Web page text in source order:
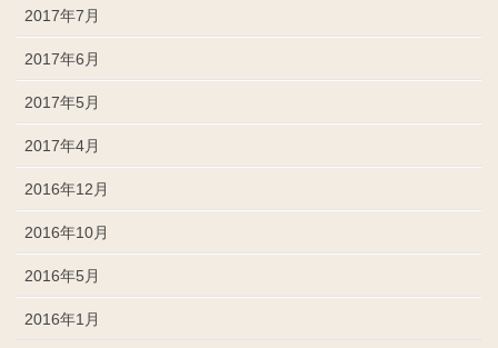
2017年7月
2017年6月
2017年5月
2017年4月
2016年12月
2016年10月
2016年5月
2016年1月